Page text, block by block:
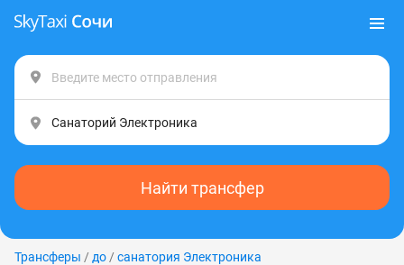
Найти трансфер
Трансферы / до / санатория Электроника